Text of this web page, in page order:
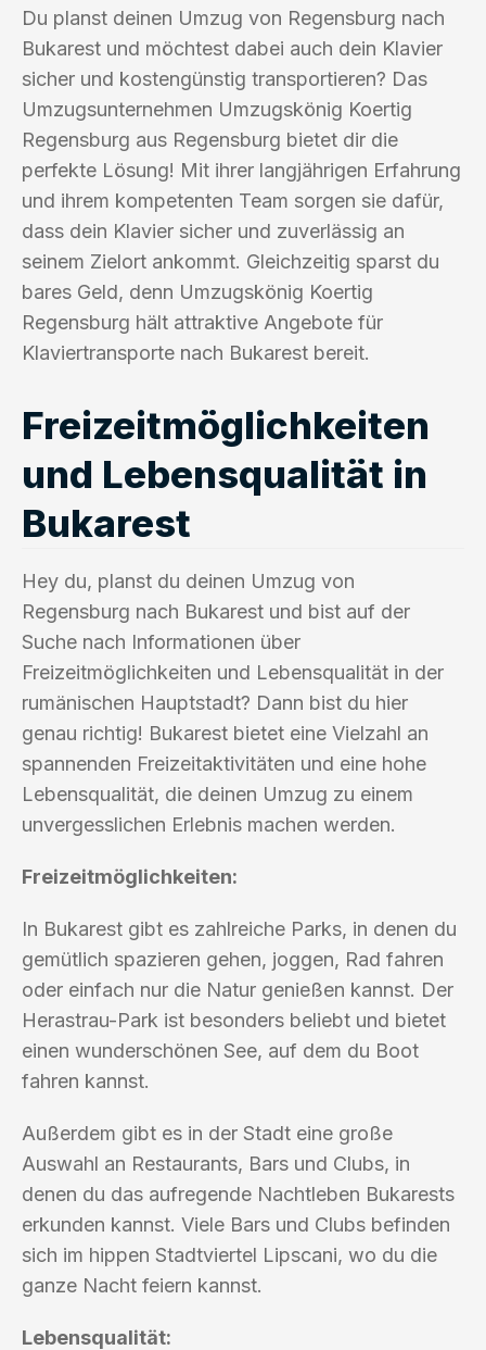
Du planst deinen Umzug von Regensburg nach
Bukarest und möchtest dabei auch dein Klavier
sicher und kostengünstig transportieren? Das
Umzugsunternehmen Umzugskönig Koertig
Regensburg aus Regensburg bietet dir die
perfekte Lösung! Mit ihrer langjährigen Erfahrung
und ihrem kompetenten Team sorgen sie dafür,
dass dein Klavier sicher und zuverlässig an
seinem Zielort ankommt. Gleichzeitig sparst du
bares Geld, denn Umzugskönig Koertig
Regensburg hält attraktive Angebote für
Klaviertransporte nach Bukarest bereit.
Freizeitmöglichkeiten
und Lebensqualität in
Bukarest
Hey du, planst du deinen Umzug von
Regensburg nach Bukarest und bist auf der
Suche nach Informationen über
Freizeitmöglichkeiten und Lebensqualität in der
rumänischen Hauptstadt? Dann bist du hier
genau richtig! Bukarest bietet eine Vielzahl an
spannenden Freizeitaktivitäten und eine hohe
Lebensqualität, die deinen Umzug zu einem
unvergesslichen Erlebnis machen werden.
Freizeitmöglichkeiten:
In Bukarest gibt es zahlreiche Parks, in denen du
gemütlich spazieren gehen, joggen, Rad fahren
oder einfach nur die Natur genießen kannst. Der
Herastrau-Park ist besonders beliebt und bietet
einen wunderschönen See, auf dem du Boot
fahren kannst.
Außerdem gibt es in der Stadt eine große
Auswahl an Restaurants, Bars und Clubs, in
denen du das aufregende Nachtleben Bukarests
erkunden kannst. Viele Bars und Clubs befinden
sich im hippen Stadtviertel Lipscani, wo du die
ganze Nacht feiern kannst.
Lebensqualität: